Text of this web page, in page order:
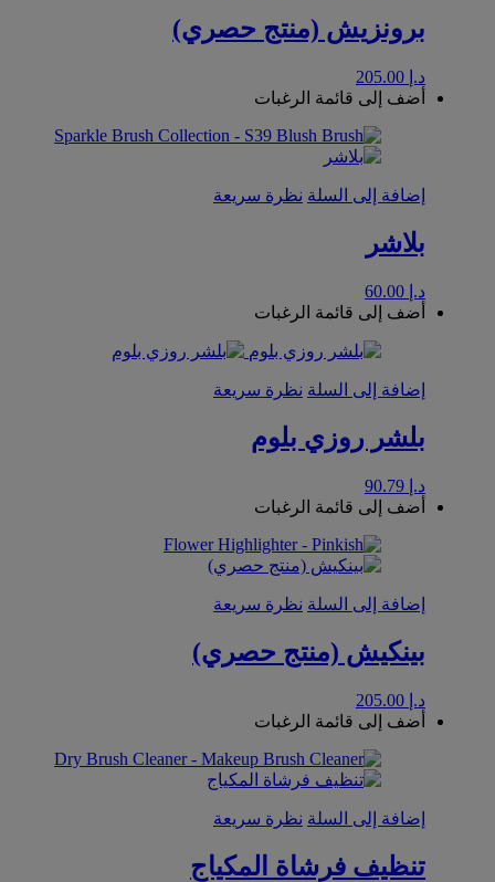
برونزيش (منتج حصري)
د.إ
أضف إلى قائمة الرغبات
إضافة إلى السلة نظرة سريعة
بلاشر
د.إ
أضف إلى قائمة الرغبات
إضافة إلى السلة نظرة سريعة
بلشر روزي بلوم
د.إ
أضف إلى قائمة الرغبات
إضافة إلى السلة نظرة سريعة
بينكيش (منتج حصري)
د.إ
أضف إلى قائمة الرغبات
إضافة إلى السلة نظرة سريعة
تنظيف فرشاة المكياج